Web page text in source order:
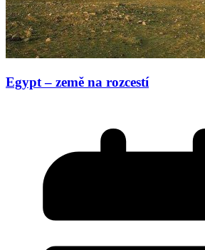
Egypt – země na rozcestí